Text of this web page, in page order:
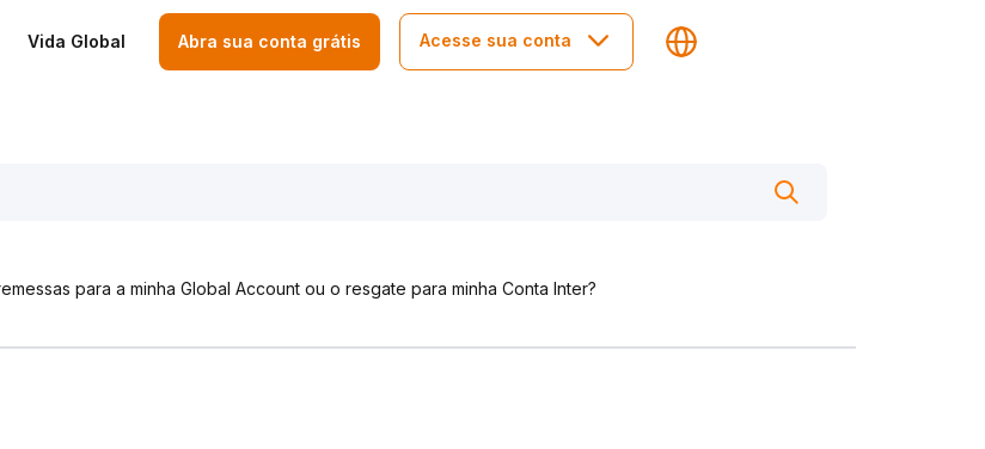
Vida Global Abra sua conta grátis Acesse sua conta
para a minha Global Account ou o resgate para minha Conta Inter?